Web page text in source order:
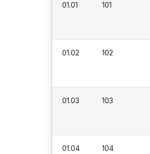
01.01 101
01.02 102
01.03 103
01.04 104